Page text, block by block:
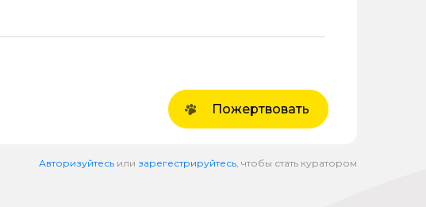
Пожертвовать
Авторизуйтесь или зарегестрируйтесь , чтобы стать куратором